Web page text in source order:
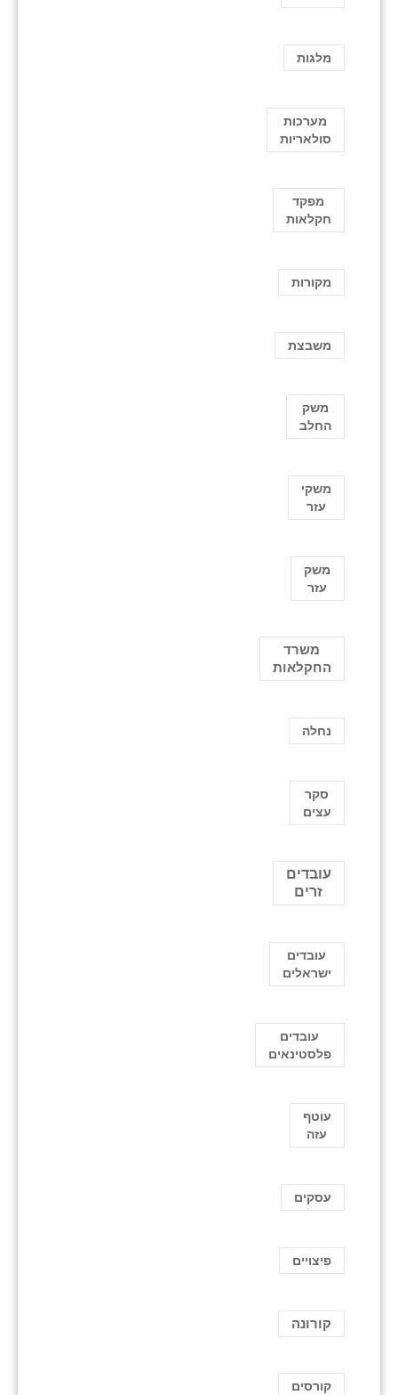
מלגות
מערכות
סולאריות
מפקד
חקלאות
מקורות
משבצת
משק
החלב
משקי
עזר
משק
עזר
משרד
החקלאות
נחלה
סקר
עצים
עובדים
זרים
עובדים
ישראלים
עובדים
פלסטינאים
עוטף
עזה
עסקים
פיצויים
קורונה
קורסים